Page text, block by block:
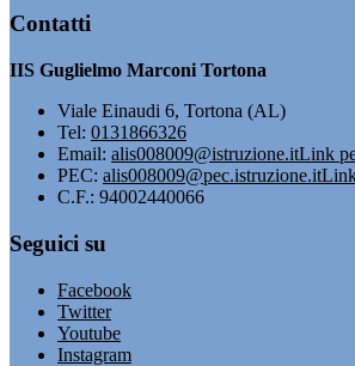
Contatti
IIS Guglielmo Marconi Tortona
Viale Einaudi 6, Tortona (AL)
Tel: 0131866326
Email: alis008009@istruzione.itLink
PEC: alis008009@pec.istruzione.it
C.F.: 94002440066
Seguici su
Facebook
Twitter
Youtube
Instagram